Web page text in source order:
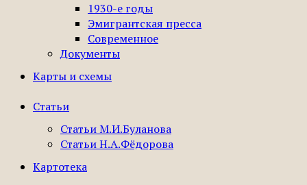
1930-е годы
Эмигрантская пресса
Современное
Документы
Карты и схемы
Статьи
Статьи М.И.Буланова
Статьи Н.А.Фёдорова
Картотека